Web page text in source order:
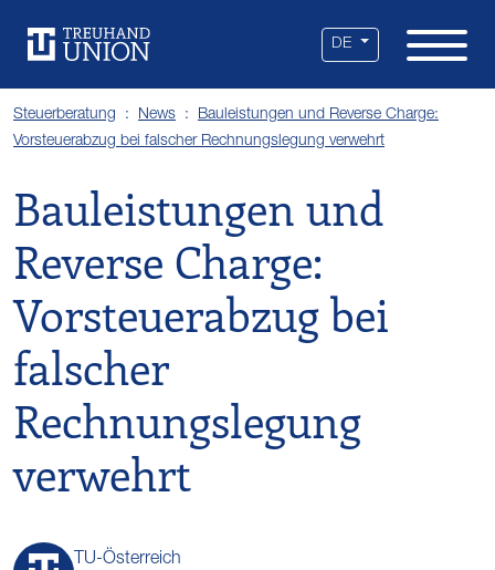
DE
Steuerberatung News
Bauleistungen und Reverse Charge:
Vorsteuerabzug bei falscher Rechnungslegung verwehrt
Bauleistungen und
Reverse Charge:
Vorsteuerabzug bei
falscher
Rechnungslegung
verwehrt
TU-Österreich